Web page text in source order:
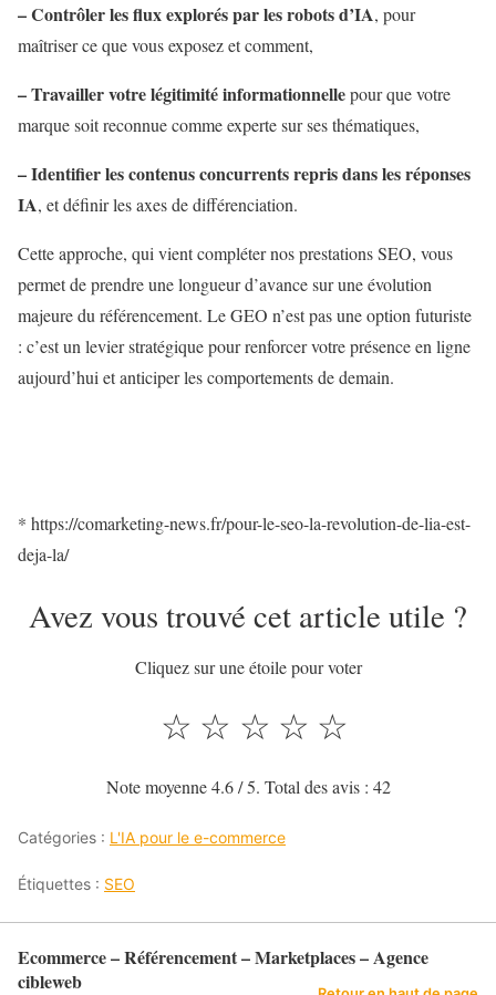
– Contrôler les flux explorés par les robots d’IA, pour
maîtriser ce que vous exposez et comment,
– Travailler votre légitimité informationnellepour que votre
marque soit reconnue comme experte sur ses thématiques,
– Identifier les contenus concurrents repris dans les réponses
IA, et définir les axes de différenciation.
Cette approche, qui vient compléter nos prestations SEO, vous
permet de prendre une longueur d’avance sur une évolution
majeure du référencement. Le GEO n’est pas une option futuriste
: c’est un levier stratégique pour renforcer votre présence en ligne
aujourd’hui et anticiper les comportements de demain.
* https://comarketing-news.fr/pour-le-seo-la-revolution-de-lia-est-
deja-la/
Avez vous trouvé cet article utile ?
Cliquez sur une étoile pour voter
☆
☆
☆
☆
☆
Note moyenne4.6/ 5. Total des avis : 42
Catégories : L'IA pour le e-commerce
Étiquettes : SEO
Ecommerce – Référencement – Marketplaces – Agence
cibleweb